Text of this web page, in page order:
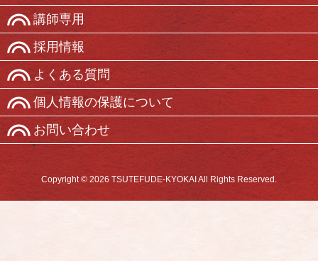
講師専用
採用情報
よくある質問
個人情報の保護について
お問い合わせ
Copyright © 2026 TSUTEFUDE-KYOKAI All Rights Reserved.